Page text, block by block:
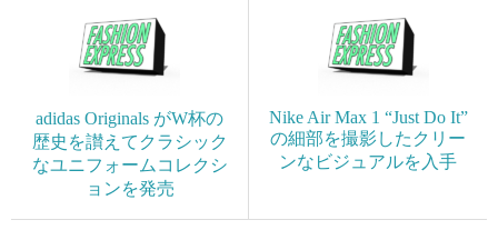
adidas Originals がW杯の
歴史を讃えてクラシック
なユニフォームコレクシ
ョンを発売
Nike Air Max 1 “Just Do It”
の細部を撮影したクリー
ンなビジュアルを入手